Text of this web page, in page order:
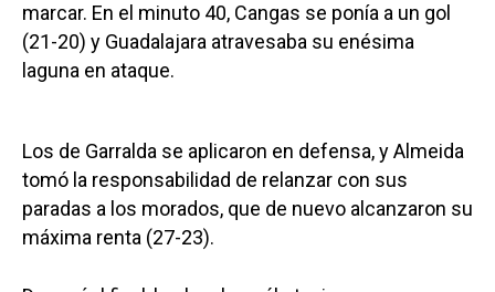
marcar. En el minuto 40, Cangas se ponía a un gol
(21-20) y Guadalajara atravesaba su enésima
laguna en ataque.
Los de Garralda se aplicaron en defensa, y Almeida
tomó la responsabilidad de relanzar con sus
paradas a los morados, que de nuevo alcanzaron su
máxima renta (27-23).